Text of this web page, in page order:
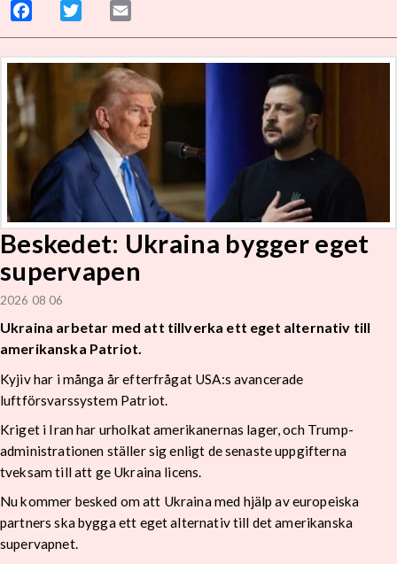
Facebook Twitter
Beskedet: Ukraina bygger eget
supervapen
2026 08 06
Ukraina arbetar med att tillverka ett eget alternativ till
amerikanska Patriot.
Kyjiv har i många år efterfrågat USA:s avancerade
luftförsvarssystem Patriot.
Kriget i Iran har urholkat amerikanernas lager, och Trump-
administrationen ställer sig enligt de senaste uppgifterna
tveksam till att ge Ukraina licens.
Nu kommer besked om att Ukraina med hjälp av europeiska
partners ska bygga ett eget alternativ till det amerikanska
supervapnet.